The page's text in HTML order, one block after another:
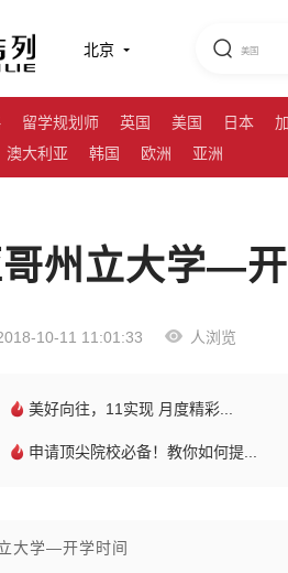
北京
留学规划师 英国 美国 日本
澳大利亚 韩国 欧洲 亚洲
州立大学—
10-11 11:01:33 人浏览
美好向往，11实现 月度精彩...
申请顶尖院校必备！教你如何提...
大学—开学时间